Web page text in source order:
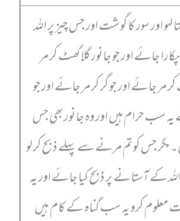
لہو اور سور کا گوشت اور جس چیز پر اللہ
جائے اور جو جانور گلا گھٹ کر مر
جائے اور جو گر کر مر جائے اور جو
سب حرام ہیں اور وہ جانور بھی جس
مگر جس کو تم مرنے سے پہلے ذبح کر لو
اللہ کے آستانے پر ذبح کیا جائے اور یہ
معلوم کرو یہ سب گناہ کے کام ہیں